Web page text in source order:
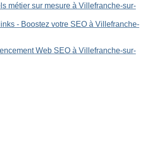
métier sur mesure à Villefranche-sur-
- Boostez votre SEO à Villefranche-
Web SEO à Villefranche-sur-